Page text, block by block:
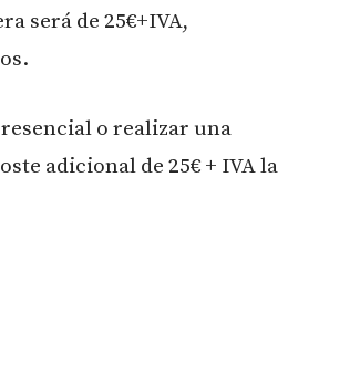
será de 25€+IVA,
o realizar una
adicional de 25€ + IVA la